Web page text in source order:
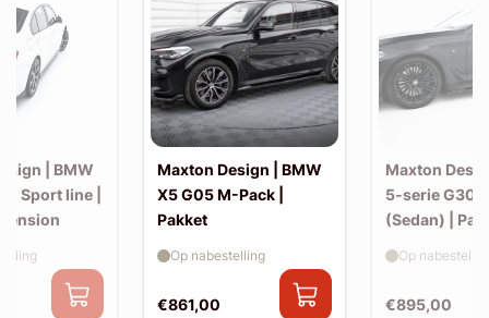
| BMW
Sport line |
Maxton Design | BMW
X5 G05 M-Pack |
Pakket
€861,00
Op nabestelling
Maxton
5-serie G30
(Sedan) |
€895,00
Op